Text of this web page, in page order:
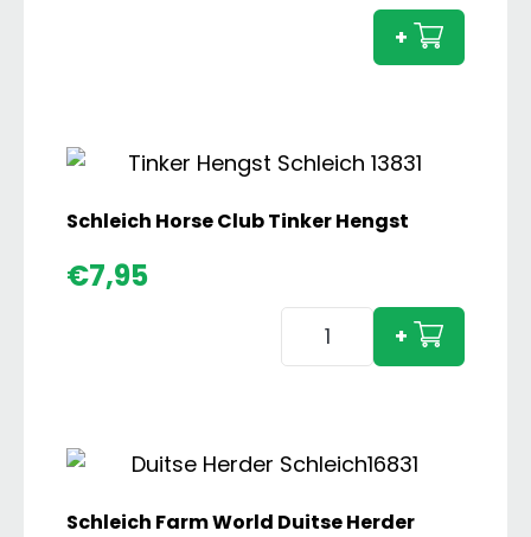
+
Schleich Horse Club Tinker Hengst
€7,95
Schleich
Horse
Hengst
aantal
+
Schleich Farm World Duitse Herder